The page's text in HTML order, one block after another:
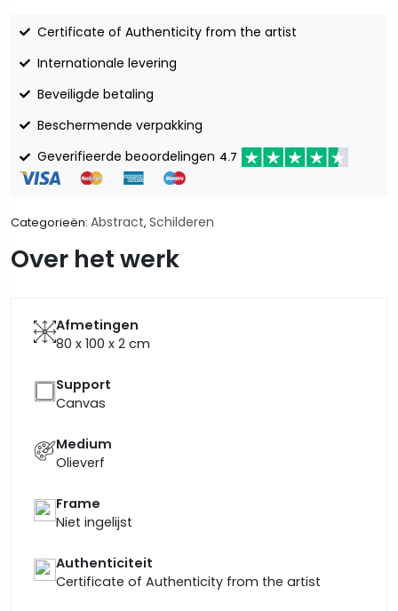
Certificate of Authenticity from the artist
Internationale levering
Beveiligde betaling
Beschermende verpakking
Geverifieerde beoordelingen 4.7
Categorieën: Abstract, Schilderen
Over het werk
Afmetingen
80 x 100 x 2 cm
Support
Canvas
Medium
Olieverf
Frame
Niet ingelijst
Authenticiteit
Certificate of Authenticity from the artist